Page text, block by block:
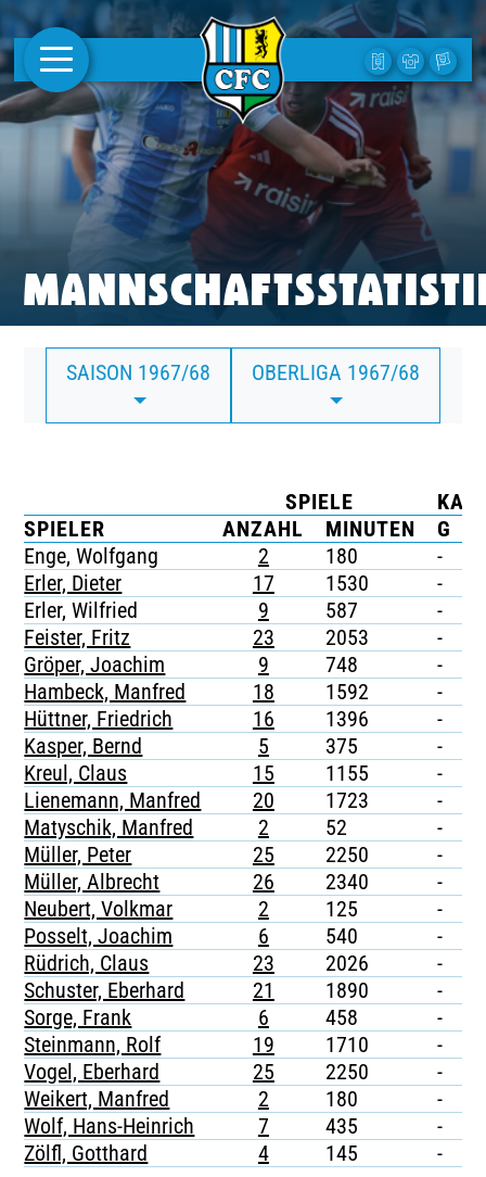
AKTUELLES
1. MANNSCHAFT
FRAUEN
CAMPUS
CLUB
CLUBMITGLIEDSCHAFT
BUSINESS
TICKETING
SAISON 1967/68 OBERLIGA 1967/68
SPIELE
SPIELER
ANZAHL MINUTEN G
Enge, Wolfgang
2 180 -
Erler, Dieter
17 1530 -
Erler, Wilfried
9 587 -
Feister, Fritz
23 2053 -
Gröper, Joachim
9 748 -
Hambeck, Manfred
18 1592 -
Hüttner, Friedrich
16 1396 -
Kasper, Bernd
5 375 -
Kreul, Claus
15 1155 -
Lienemann, Manfred
20 1723 -
Matyschik, Manfred
2 52 -
Müller, Peter
25 2250 -
Müller, Albrecht
26 2340 -
Neubert, Volkmar
2 125 -
Posselt, Joachim
6 540 -
Rüdrich, Claus
23 2026 -
Schuster, Eberhard
21 1890 -
Sorge, Frank
6 458 -
Steinmann, Rolf
19 1710 -
Vogel, Eberhard
25 2250 -
Weikert, Manfred
2 180 -
Wolf, Hans-Heinrich
7 435 -
Zölfl, Gotthard
4 145 -